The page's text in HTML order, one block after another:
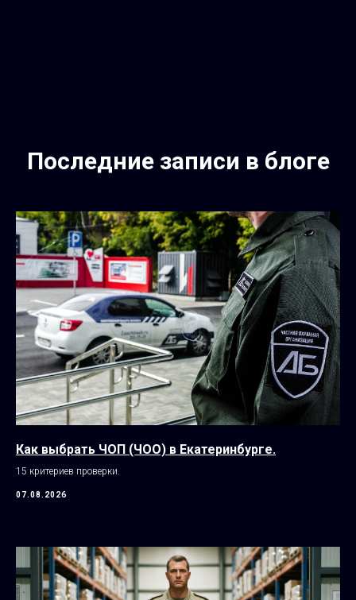
Последние записи в блоге
Как выбрать ЧОП (ЧОО) в Екатеринбурге.
15 критериев проверки.
07.08.2026